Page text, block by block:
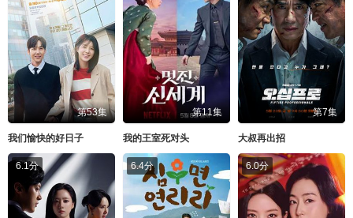
第53集
我们愉快的好日子
第11集
我的王室死对头
第7集
大叔再出招
6.1分 6.4分 6.0分